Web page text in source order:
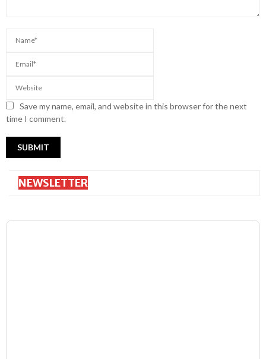
Save my name, email, and website in this browser for the next
time I comment.
NEWSLETTER